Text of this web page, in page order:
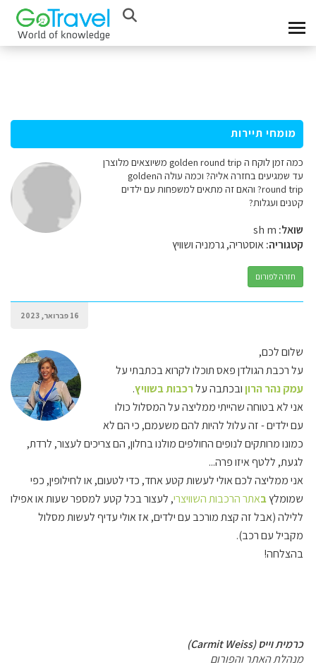
מומחי תיירות
כמה זמן לוקח ה golden round trip משיוצאים מלוצרן
עד שמגיעים בחזרה אליה? וכמה עולה הgolden
round trip? והאם זה מתאים למשפחות עם ילדים
קטנים ועגלות?
שואל:
קטגוריה:אוסטריה, גרמניה ושוויץ
חזרה לפורום
16 פברואר, 2023
שלום לכם,
על רכבת הגולדן פאס תוכלו לקרוא בכתבתי על
עמק נהר הרון ובכתבה עלרכבות בשוויץ.
אני לא בטוחה שהייתי ממליצה על המסלול כולו
עם ילדים - זה עלול להיות להם משעמם, כי הם לא
כמונו מרותקים לנופים החולפים מולנו בחלון, הם צריכים לעצור, לרדת,
לגעת, ללטף איזו פרה...
אני ממליצה לכם אולי לעשות קטע אחד, כדי לטעום, או לחילופין, כפי
שמומלץבאתר הרכבות השוויצרי, לעצור בכל קטע למספר שעות או אפילו
ללילה (אבל זה קצת מורכב עם ילדים, אז אולי עדיף לעשות מסלול
מקביל עם רכב).
בהצלחה!
כרמית וייס (Carmit Weiss)
מנהלת האתר והפורום